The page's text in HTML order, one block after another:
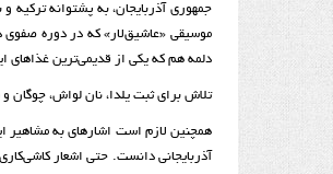
جمهوری آذربایجان، به پشتوانه ترکیه
موسیقی «عاشیق‌لار» که در دوره صفوی
دلمه هم که یکی از قدیمی‌ترین غذاهای
تلاش برای ثبت یلدا، نان لواش، چوگان
همچنین لازم است اشاره­ای به مشاهیر
آذربایجانی دانست. حتی اشعار